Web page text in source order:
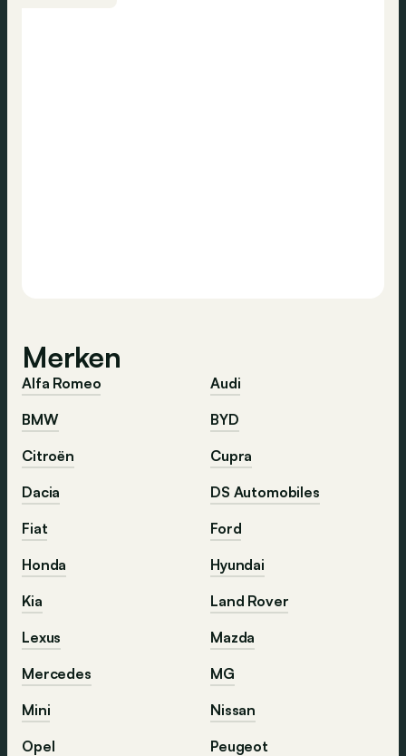
Merken
Alfa Romeo
Audi
BMW
BYD
Citroën
Cupra
Dacia
DS Automobiles
Fiat
Ford
Honda
Hyundai
Kia
Land Rover
Lexus
Mazda
Mercedes
MG
Mini
Nissan
Opel
Peugeot